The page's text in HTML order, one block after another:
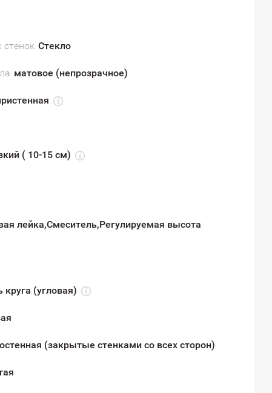
стенок Стекло
матовое (непрозрачное)
( 10-15 см)
лейка,Смеситель,Регулируемая высота
круга (угловая)
(закрытые стенками со всех сторон)